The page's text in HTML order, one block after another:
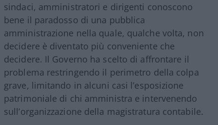
sindaci, amministratori e dirigenti conoscono
bene il paradosso di una pubblica
amministrazione nella quale, qualche volta, non
decidere è diventato più conveniente che
decidere. Il Governo ha scelto di affrontare il
problema restringendo il perimetro della colpa
grave, limitando in alcuni casi l’esposizione
patrimoniale di chi amministra e intervenendo
sull’organizzazione della magistratura contabile.